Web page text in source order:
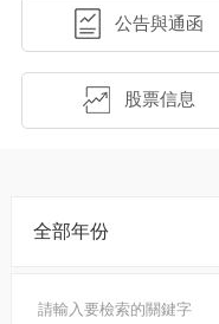
公告與通函
股票信息